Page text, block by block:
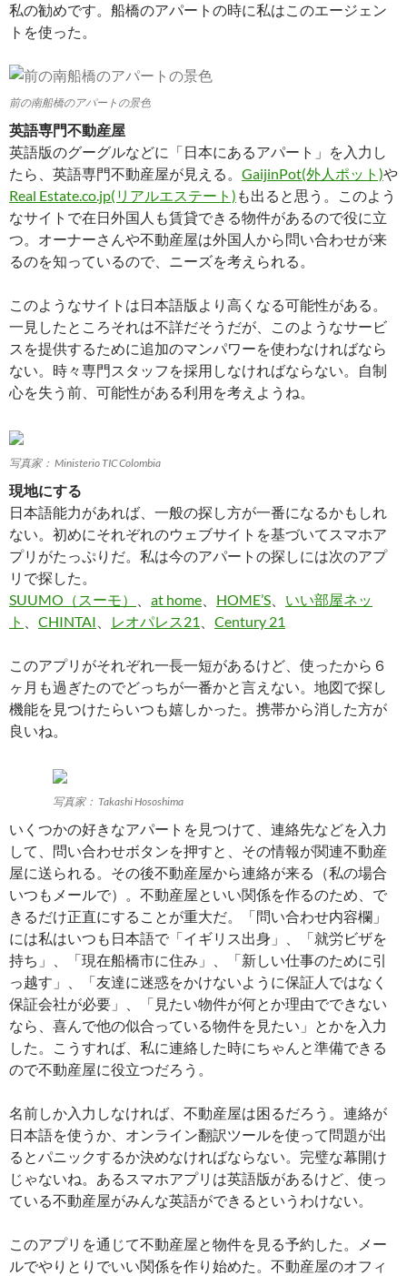
私の勧めです。船橋のアパートの時に私はこのエージェン
トを使った。
前の南船橋のアパートの景色
英語専門不動産屋
英語版のグーグルなどに「日本にあるアパート」を入力し
たら、英語専門不動産屋が見える。 GaijinPot(外人ポット)や
Real Estate.co.jp(リアルエステート) も出ると思う。このよう
なサイトで在日外国人も賃貸できる物件があるので役に立
つ。オーナーさんや不動産屋は外国人から問い合わせが来
るのを知っているので、ニーズを考えられる。
このようなサイトは日本語版より高くなる可能性がある。
一見したところそれは不詳だそうだが、このようなサービ
スを提供するために追加のマンパワーを使わなければなら
ない。時々専門スタッフを採用しなければならない。自制
心を失う前、可能性がある利用を考えようね。
写真家： Ministerio TIC Colombia
現地にする
日本語能力があれば、一般の探し方が一番になるかもしれ
ない。初めにそれぞれのウェブサイトを基づいてスマホア
プリがたっぷりだ。私は今のアパートの探しには次のアプ
リで探した。
SUUMO（スーモ）
at home HOME’S
いい部屋ネッ
ト
CHINTAI レオパレス21 Century 21
このアプリがそれぞれ一長一短があるけど、使ったから６
ヶ月も過ぎたのでどっちが一番かと言えない。地図で探し
機能を見つけたらいつも嬉しかった。携帯から消した方が
良いね。
写真家： Takashi Hososhima
いくつかの好きなアパートを見つけて、連絡先などを入力
して、問い合わせボタンを押すと、その情報が関連不動産
屋に送られる。その後不動産屋から連絡が来る（私の場合
いつもメールで）。不動産屋といい関係を作るのため、で
きるだけ正直にすることが重大だ。「問い合わせ内容欄」
には私はいつも日本語で「イギリス出身」、「就労ビザを
持ち」、「現在船橋市に住み」、「新しい仕事のために引
っ越す」、「友達に迷惑をかけないように保証人ではなく
保証会社が必要」、「見たい物件が何とか理由でできない
なら、喜んで他の似合っている物件を見たい」とかを入力
した。こうすれば、私に連絡した時にちゃんと準備できる
ので不動産屋に役立つだろう。
名前しか入力しなければ、不動産屋は困るだろう。連絡が
日本語を使うか、オンライン翻訳ツールを使って問題が出
るとパニックするか決めなければならない。完璧な幕開け
じゃないね。あるスマホアプリは英語版があるけど、使っ
ている不動産屋がみんな英語ができるというわけない。
このアプリを通じて不動産屋と物件を見る予約した。メー
ルでやりとりでいい関係を作り始めた。不動産屋のオフィ